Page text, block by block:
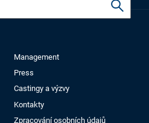
Management
Press
Castingy a výzvy
Kontakty
Zpracování osobních údajů